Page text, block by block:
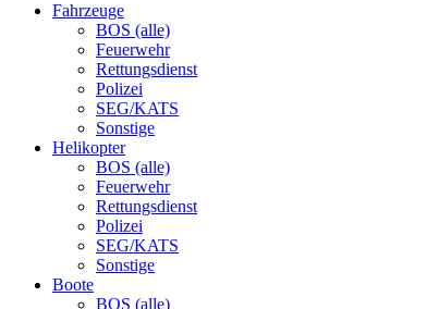
Fahrzeuge
BOS (alle)
Feuerwehr
Rettungsdienst
Polizei
SEG/KATS
Sonstige
Helikopter
BOS (alle)
Feuerwehr
Rettungsdienst
Polizei
SEG/KATS
Sonstige
Boote
BOS (alle)